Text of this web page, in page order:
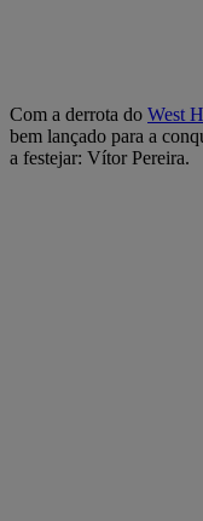
Com a derrota do West
bem lançado para a
a festejar: Vítor Pereira.